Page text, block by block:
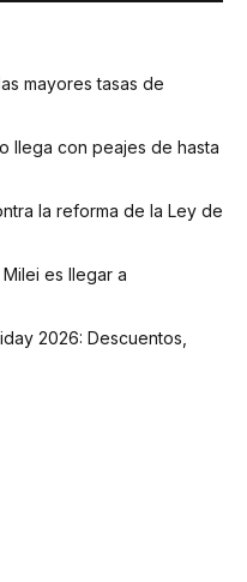
mayores tasas de
llega con peajes de hasta
la reforma de la Ley de
es llegar a
2026: Descuentos,